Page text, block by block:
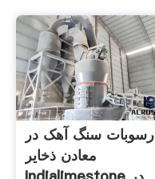
رسوبات سنگ آهک در
معادن ذخایر